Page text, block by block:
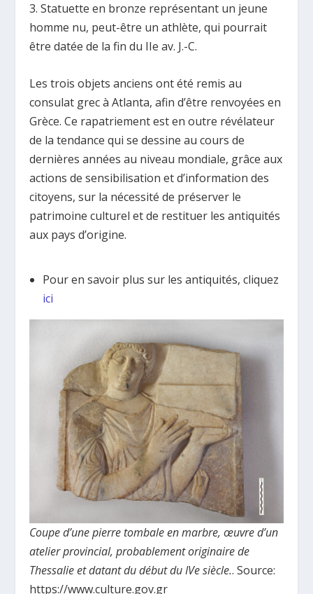
3. Statuette en bronze représentant un jeune
homme nu, peut-être un athlète, qui pourrait
être datée de la fin du IIe av. J.-C.
Les trois objets anciens ont été remis au
consulat grec à Atlanta, afin d’être renvoyées en
Grèce. Ce rapatriement est en outre révélateur
de la tendance qui se dessine au cours de
dernières années au niveau mondiale, grâce aux
actions de sensibilisation et d’information des
citoyens, sur la nécessité de préserver le
patrimoine culturel et de restituer les antiquités
aux pays d’origine.
Pour en savoir plus sur les antiquités, cliquez
ici
Coupe d’une pierre tombale en marbre, œuvre d’un
atelier provincial, probablement originaire de
Thessalie et datant du début du IVe siècle.. Source:
https://www.culture.gov.gr